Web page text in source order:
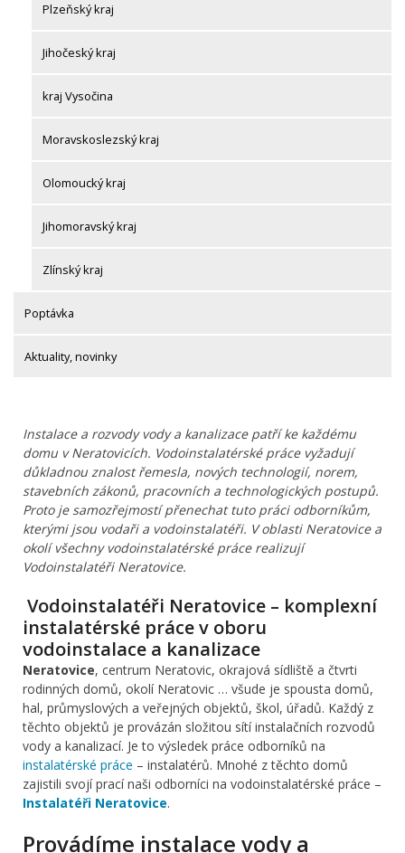
Plzeňský kraj
Jihočeský kraj
kraj Vysočina
Moravskoslezský kraj
Olomoucký kraj
Jihomoravský kraj
Zlínský kraj
Poptávka
Aktuality, novinky
Instalace a rozvody vody a kanalizace patří ke každému
domu v Neratovicích. Vodoinstalatérské práce vyžadují
důkladnou znalost řemesla, nových technologií, norem,
stavebních zákonů, pracovních a technologických postupů.
Proto je samozřejmostí přenechat tuto práci odborníkům,
kterými jsou vodaři a vodoinstalatéři. V oblasti Neratovice a
okolí všechny vodoinstalatérské práce realizují
Vodoinstalatéři Neratovice.
Vodoinstalatéři Neratovice – komplexní
instalatérské práce v oboru
vodoinstalace a kanalizace
Neratovice, centrum Neratovic, okrajová sídliště a čtvrti
rodinných domů, okolí Neratovic … všude je spousta domů,
hal, průmyslových a veřejných objektů, škol, úřadů. Každý z
těchto objektů je provázán složitou sítí instalačních rozvodů
vody a kanalizací. Je to výsledek práce odborníků na
instalatérské práce – instalatérů. Mnohé z těchto domů
zajistili svojí prací naši odborníci na vodoinstalatérské práce –
Instalatéři Neratovice.
Provádíme instalace vody a